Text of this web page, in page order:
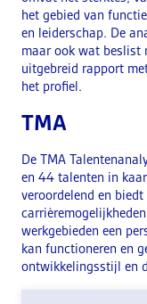
het gebied van
en leiderschap. De
maar ook wat beslist
uitgebreid rapport
het profiel.
TMA
De TMA
en 44 talenten in
veroordelend en
werkgebieden een
kan functioneren en
ontwikkelingsstijl en